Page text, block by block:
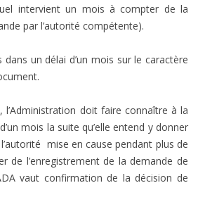
intervient un mois à compter de la
par l’autorité compétente).
dans un délai d’un mois sur le caractère
l’Administration doit faire connaître à la
mois la suite qu’elle entend y donner
mise en cause pendant plus de
de l’enregistrement de la demande de
vaut confirmation de la décision de